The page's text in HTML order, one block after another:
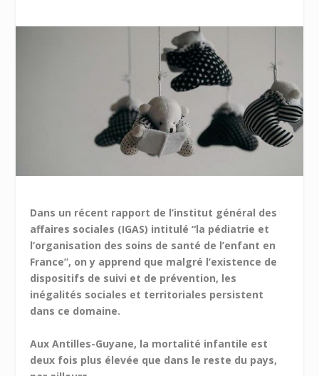
Dans un récent rapport de l’institut général des
affaires sociales (IGAS) intitulé “la pédiatrie et
l’organisation des soins de santé de l’enfant en
France”, on y apprend que malgré l’existence de
dispositifs de suivi et de prévention, les
inégalités sociales et territoriales persistent
dans ce domaine.
Aux Antilles-Guyane, la mortalité infantile est
deux fois plus élevée que dans le reste du pays,